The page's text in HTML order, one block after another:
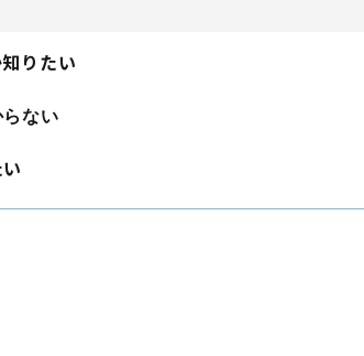
りたい
ない